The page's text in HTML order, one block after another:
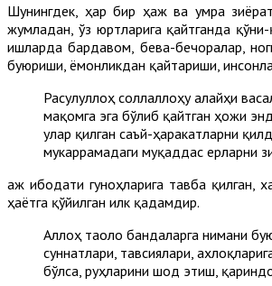
Шунингдек, ҳар бир ҳаж ва умра
жумладан, ўз юртларига қайтганда
ишларда бардавом, бева-бечоралар,
буюриши, ёмонликдан қайтариши,
Расулуллоҳ соллаллоҳу алайҳи
мақомга эга бўлиб қайтган ҳожи
улар қилган саъй-ҳаракатларни
мукаррамадаги муқаддас ерларни
Ҳаж ибодати гуноҳларига тавба қилган,
ҳаётга қўйилган илк қадамдир.
Аллоҳ таоло бандаларга нимани
суннатлари, тавсиялари,
бўлса, руҳларини шод этиш,